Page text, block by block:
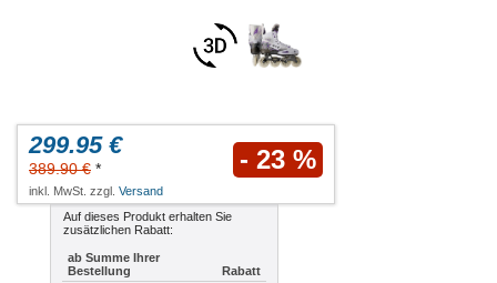
299.95 €
389.90 € * - 23 %
inkl. MwSt. zzgl. Versand
Auf dieses Produkt erhalten Sie
zusätzlichen Rabatt:
ab Summe Ihrer
Bestellung
Rabatt